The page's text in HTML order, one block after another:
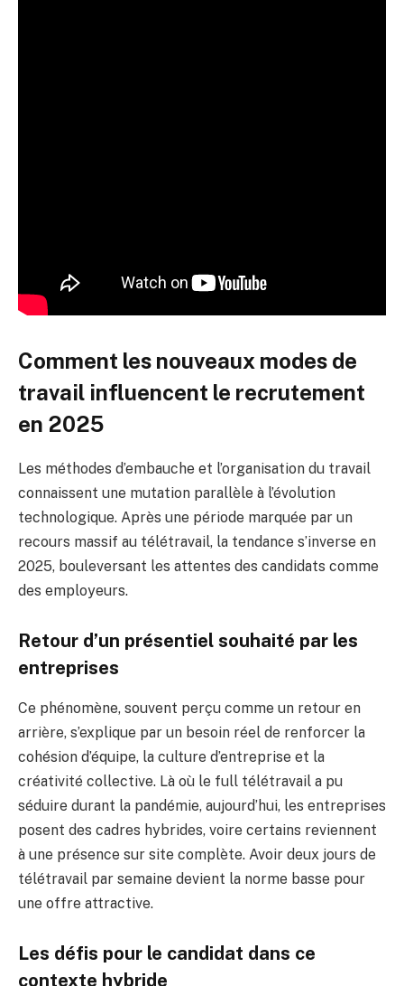
Comment les nouveaux modes de
travail influencent le recrutement
en 2025
Les méthodes d’embauche et l’organisation du travail
connaissent une mutation parallèle à l’évolution
technologique. Après une période marquée par un
recours massif au télétravail, la tendance s’inverse en
2025, bouleversant les attentes des candidats comme
des employeurs.
Retour d’un présentiel souhaité par les
entreprises
Ce phénomène, souvent perçu comme un retour en
arrière, s’explique par un besoin réel de renforcer la
cohésion d’équipe, la culture d’entreprise et la
créativité collective. Là où le full télétravail a pu
séduire durant la pandémie, aujourd’hui, les entreprises
posent des cadres hybrides, voire certains reviennent
à une présence sur site complète. Avoir deux jours de
télétravail par semaine devient la norme basse pour
une offre attractive.
Les défis pour le candidat dans ce
contexte hybride